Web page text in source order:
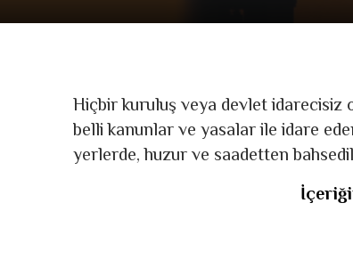
Hiçbir kuruluş veya devlet ida­recisiz
belli kanunlar ve yasalar ile idare
yerlerde, huzur ve saadetten